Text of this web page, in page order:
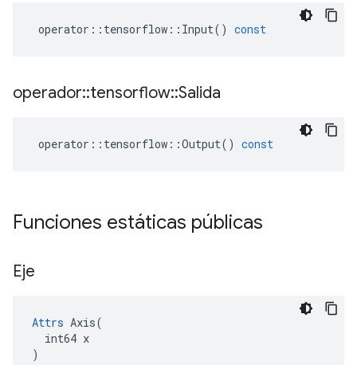
operator :: tensorflow :: Input() const
operador::tensorflow::Salida
operator :: tensorflow ::Output() const
Funciones estáticas públicas
Eje
Attrs Axis(
  int64 x
)